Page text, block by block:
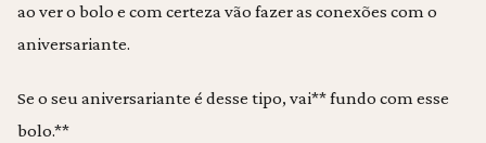
ao ver o bolo e com certeza vão fazer as conexões com o
aniversariante.
Se o seu aniversariante é desse tipo, vai** fundo com esse
bolo.**